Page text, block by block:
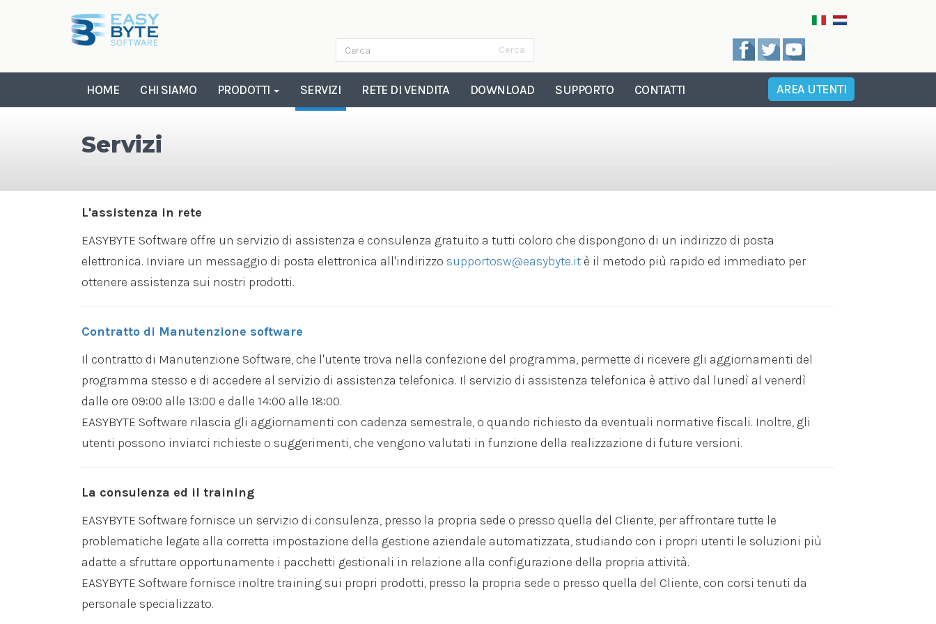
Form di ricerca
Cerca
Cerca
HOME CHI SIAMO PRODOTTI SERVIZI RETE DI VENDITA DOWNLOAD SUPPORTO CONTATTI AREA UTENTI
Servizi
L'assistenza in rete
EASYBYTE Software offre un servizio di assistenza e consulenza gratuito a tutti coloro che dispongono di un indirizzo di posta
elettronica. Inviare un messaggio di posta elettronica all'indirizzo supportosw@easybyte.it è il metodo più rapido ed immediato per
ottenere assistenza sui nostri prodotti.
Contratto di Manutenzione software
Il contratto di Manutenzione Software, che l'utente trova nella confezione del programma, permette di ricevere gli aggiornamenti del
programma stesso e di accedere al servizio di assistenza telefonica. Il servizio di assistenza telefonica è attivo dal lunedì al venerdì
dalle ore 09:00 alle 13:00 e dalle 14:00 alle 18:00.
EASYBYTE Software rilascia gli aggiornamenti con cadenza semestrale, o quando richiesto da eventuali normative fiscali. Inoltre, gli
utenti possono inviarci richieste o suggerimenti, che vengono valutati in funzione della realizzazione di future versioni.
La consulenza ed il training
EASYBYTE Software fornisce un servizio di consulenza, presso la propria sede o presso quella del Cliente, per affrontare tutte le
problematiche legate alla corretta impostazione della gestione aziendale automatizzata, studiando con i propri utenti le soluzioni più
adatte a sfruttare opportunamente i pacchetti gestionali in relazione alla configurazione della propria attività.
EASYBYTE Software fornisce inoltre training sui propri prodotti, presso la propria sede o presso quella del Cliente, con corsi tenuti da
personale specializzato.